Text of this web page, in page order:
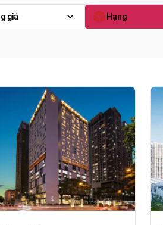
giá Hạng